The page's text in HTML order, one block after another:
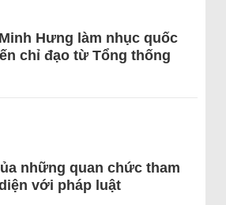
Hưng làm nhục quốc
chỉ đạo từ Tổng thống
những quan chức tham
với pháp luật